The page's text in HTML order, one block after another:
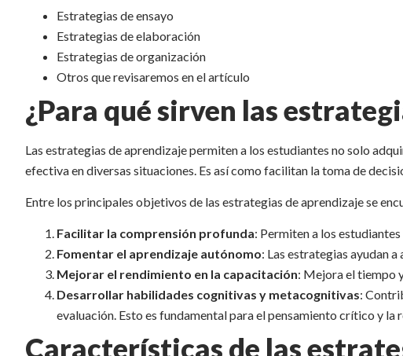
Estrategias de ensayo
Estrategias de elaboración
Estrategias de organización
Otros que revisaremos en el artículo
¿Para qué sirven las
Las estrategias de aprendizaje permiten a los estudiantes no solo
efectiva en diversas situaciones. Es así como facilitan la toma de
Entre los principales objetivos de las estrategias de aprendizaje se
Facilitar la comprensión profunda: Permiten a los
Fomentar el aprendizaje autónomo: Las estrategias ayudan
Mejorar el rendimiento en la capacitación: Mejora el tiempo
Desarrollar habilidades cognitivas y metacognitivas:
evaluación. Esto es fundamental para el pensamiento crítico y la
Características de las